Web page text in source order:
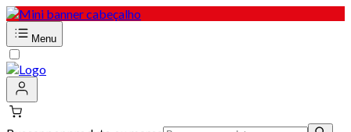
Menu